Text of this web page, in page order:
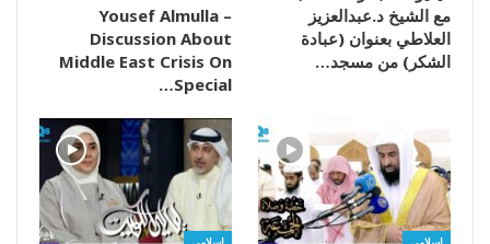
مع الشيخ د.عبدالعزيز
العلاطي بعنوان (عبادة
الشكر) من مسجد…
Yousef Almulla –
Discussion About
Middle East Crisis On
Special…